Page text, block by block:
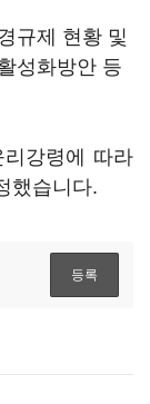
규제 현황 및
성화방안 등
강령에 따라
했습니다.